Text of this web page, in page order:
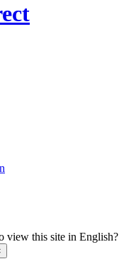
view this site in English?